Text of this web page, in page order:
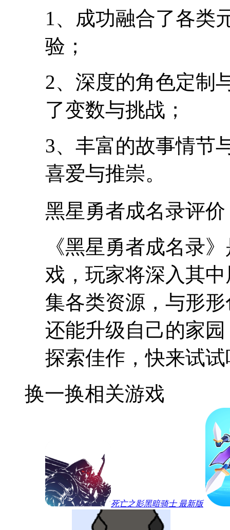
1、成功融合了各类
验；
2、深度的角色定制
了变数与挑战；
3、丰富的故事情节
喜爱与推崇。
黑星勇者成名录评价
《黑星勇者成名录
戏，玩家将深入其
集各类资源，与形
还能升级自己的家
探索佳作，快来试
换一换相关游戏
死亡之影黑暗骑士 最新版